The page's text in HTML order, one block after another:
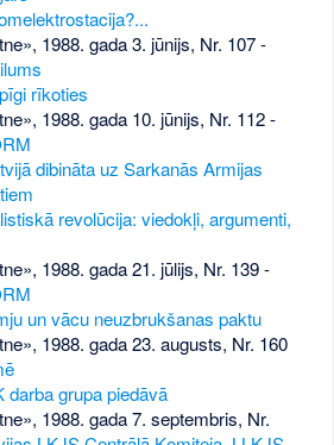
1988. gada 3. jūnijs, Nr. 107-
rīkoties
1988. gada 10. jūnijs, Nr. 112-
dibināta uz Sarkanās Armijas
revolūcija: viedokļi, argumenti,
1988. gada 21. jūlijs, Nr. 139-
un vācu neuzbrukšanas paktu
1988. gada 23. augusts, Nr. 160
darba grupa piedāvā
1988. gada 7. septembris, Nr.